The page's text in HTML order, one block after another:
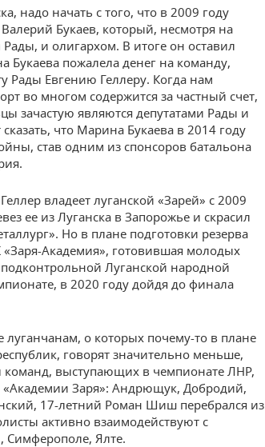
надо начать с того, что в 2009 году
Букаев, который, несмотря на
и олигархом. В итоге он оставил
Букаева пожалела денег на команду,
Рады Евгению Геллеру. Когда нам
во многом содержится за частный счет,
зачастую являются депутатами Рады и
что Марина Букаева в 2014 году
став одним из спонсоров батальона
владеет луганской «Зарей» с 2009
ее из Луганска в Запорожье и скрасил
Но в плане подготовки резерва
Академия», готовившая молодых
Луганской народной
в 2020 году дойдя до финала
луганчанам, о которых почему-то в плане
говорят значительно меньше,
команд, выступающих в чемпионате ЛНР,
«Академии Заря»: Андрющук, Добродий,
17-летний Роман Шиш перебрался из
активно взаимодействуют с
Симферополе, Ялте.